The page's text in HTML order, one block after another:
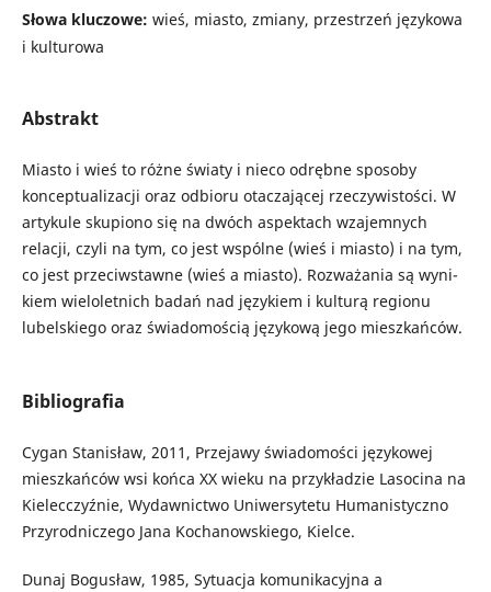
Słowa kluczowe: wieś, miasto, zmiany, przestrzeń językowa
i kulturowa
Abstrakt
Miasto i wieś to różne światy i nieco odrębne sposoby
konceptualizacji oraz odbioru otaczającej rzeczywistości. W
artykule skupiono się na dwóch aspektach wzajemnych
relacji, czyli na tym, co jest wspólne (wieś i miasto) i na tym,
co jest przeciwstawne (wieś a miasto). Rozważania są wyni­
kiem wieloletnich badań nad językiem i kulturą regionu
lubelskiego oraz świadomością językową jego mieszkańców.
Bibliografia
Cygan Stanisław, 2011, Przejawy świadomości językowej
mieszkańców wsi końca XX wieku na przykładzie Lasocina na
Kielecczyźnie, Wydawnictwo Uniwersytetu Humanistyczno
Przyrodniczego Jana Kochanowskiego, Kielce.
Dunaj Bogusław, 1985, Sytuacja komunikacyjna a